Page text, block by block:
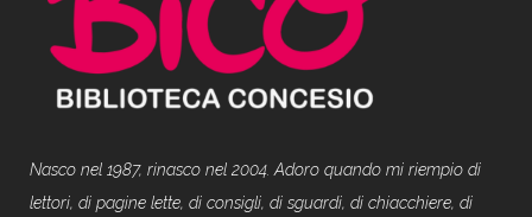
Nasco nel 1987, rinasco nel 2004. Adoro quando mi riempio di
lettori, di pagine lette, di consigli, di sguardi, di chiacchiere, di